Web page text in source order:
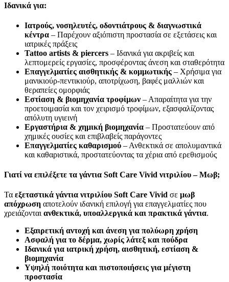
Ιδανικά για:
Ιατρούς, νοσηλευτές, οδοντιάτρους & διαγνωστικά
κέντρα – Παρέχουν αξιόπιστη προστασία σε εξετάσεις και
ιατρικές πράξεις
Tattoo artists & piercers – Ιδανικά για ακριβείς και
λεπτομερείς εργασίες, προσφέροντας άνεση και σταθερότητα
Επαγγελματίες αισθητικής & κομμωτικής – Χρήσιμα για
μανικιούρ-πεντικιούρ, αποτρίχωση, βαφές μαλλιών και
θεραπείες ομορφιάς
Εστίαση & βιομηχανία τροφίμων – Απαραίτητα για την
προετοιμασία και τον χειρισμό τροφίμων, εξασφαλίζοντας
απόλυτη υγιεινή
Εργαστήρια & χημική βιομηχανία – Προστατεύουν από
χημικές ουσίες και επιβλαβείς παράγοντες
Επαγγελματίες καθαρισμού – Ανθεκτικά σε απολυμαντικά
και καθαριστικά, προστατεύοντας τα χέρια από ερεθισμούς
Γιατί να επιλέξετε τα γάντια Soft Care Vivid νιτριλίου – Μωβ;
Τα εξεταστικά γάντια νιτριλίου Soft Care Vivid σε μωβ
απόχρωση αποτελούν ιδανική επιλογή για επαγγελματίες που
χρειάζονταιανθεκτικά, υποαλλεργικά και πρακτικά γάντια.
Εξαιρετική αντοχή και άνεση για πολύωρη χρήση
Ασφαλή για το δέρμα, χωρίς λάτεξ και πούδρα
Ιδανικά για ιατρική χρήση, αισθητική, εστίαση &
βιομηχανία
Υψηλή ποιότητα και πιστοποιήσεις για μέγιστη
προστασία